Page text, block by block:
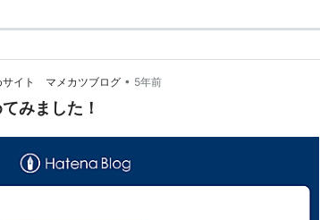
サイト マメカツブログ • 5年前
みました！